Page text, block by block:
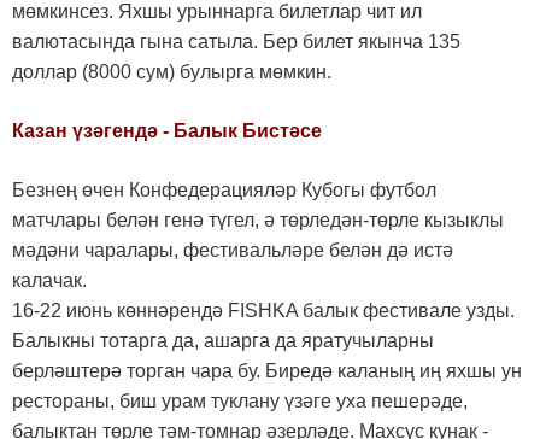
мөмкинсез. Яхшы урыннарга билетлар чит ил
валютасында гына сатыла. Бер билет якынча 135
доллар (8000 сум) булырга мөмкин.
Казан үзәгендә - Балык Бистәсе
Безнең өчен Конфедерацияләр Кубогы футбол
матчлары белән генә түгел, ә төрледән-төрле кызыклы
мәдәни чаралары, фестивальләре белән дә истә
калачак.
16-22 июнь көннәрендә FISHKA балык фестивале узды.
Балыкны тотарга да, ашарга да яратучыларны
берләштерә торган чара бу. Биредә каланың иң яхшы ун
рестораны, биш урам туклану үзәге уха пешерәде,
балыктан төрле тәм-томнар әзерләде. Махсус кунак -